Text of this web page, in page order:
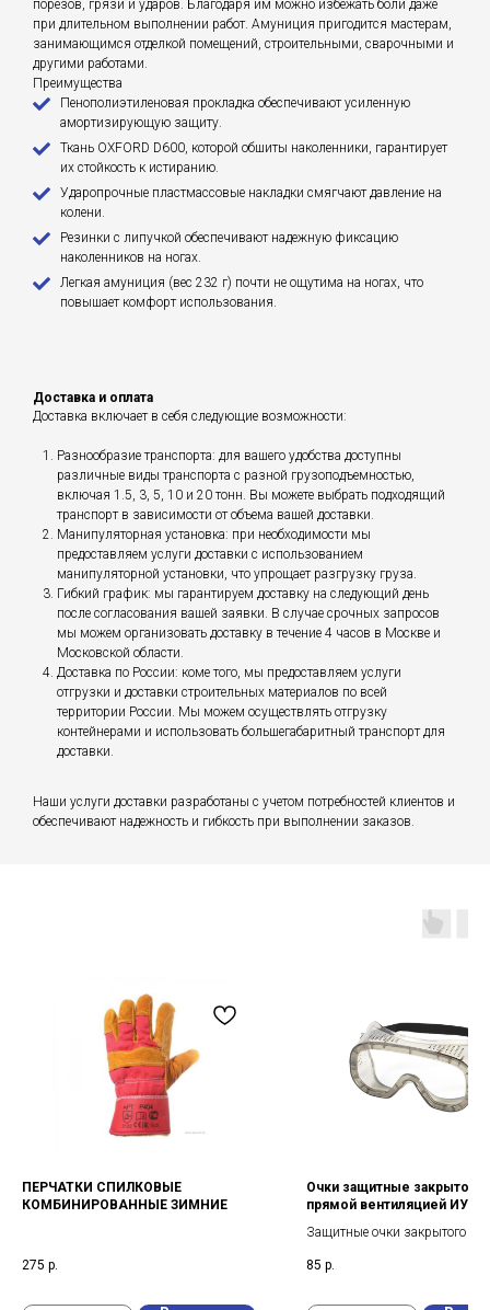
порезов, грязи и ударов. Благодаря им можно избежать боли даже
при длительном выполнении работ. Амуниция пригодится мастерам,
занимающимся отделкой помещений, строительными, сварочными и
другими работами.
Преимущества
Пенополиэтиленовая прокладка обеспечивают усиленную
амортизирующую защиту.
Ткань OXFORD D600, которой обшиты наколенники, гарантирует
их стойкость к истиранию.
Ударопрочные пластмассовые накладки смягчают давление на
колени.
Резинки с липучкой обеспечивают надежную фиксацию
наколенников на ногах.
Легкая амуниция (вес 232 г) почти не ощутима на ногах, что
повышает комфорт использования.
Доставка и оплата
Доставка включает в себя следующие возможности:
Разнообразие транспорта: для вашего удобства доступны
различные виды транспорта с разной грузоподъемностью,
включая 1.5, 3, 5, 10 и 20 тонн. Вы можете выбрать подходящий
транспорт в зависимости от объема вашей доставки.
Манипуляторная установка: при необходимости мы
предоставляем услуги доставки с использованием
манипуляторной установки, что упрощает разгрузку груза.
Гибкий график: мы гарантируем доставку на следующий день
после согласования вашей заявки. В случае срочных запросов
мы можем организовать доставку в течение 4 часов в Москве и
Московской области.
Доставка по России: коме того, мы предоставляем услуги
отгрузки и доставки строительных материалов по всей
территории России. Мы можем осуществлять отгрузку
контейнерами и использовать большегабаритный транспорт для
доставки.
Наши услуги доставки разработаны с учетом потребностей клиентов и
обеспечивают надежность и гибкость при выполнении заказов.
ПЕРЧАТКИ СПИЛКОВЫЕ
КОМБИНИРОВАННЫЕ ЗИМНИЕ
275 р.
Очки защитные закрытого
прямой вентиляцией ИУ
Защитные очки закрытого
85 р.